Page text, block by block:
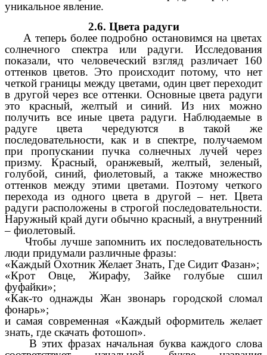
уникальное явление.
2.6. Цвета радуги
А теперь более подробно остановимся на цветах
солнечного спектра или радуги. Исследования
показали, что человеческий взгляд различает 160
оттенков цветов. Это происходит потому, что нет
четкой границы между цветами, один цвет переходит
в другой через все оттенки. Основные цвета радуги
это красный, желтый и синий. Из них можно
получить все иные цвета радуги. Наблюдаемые в
радуге цвета чередуются в такой же
последовательности, как и в спектре, получаемом
при пропускании пучка солнечных лучей через
призму. Красный, оранжевый, желтый, зеленый,
голубой, синий, фиолетовый, а также множество
оттенков между этими цветами. Поэтому четкого
перехода из одного цвета в другой – нет. Цвета
радуги расположены в строгой последовательности.
Наружный край дуги обычно красный, а внутренний
– фиолетовый.
Чтобы лучше запомнить их последовательность
люди придумали различные фразы:
«Каждый Охотник Желает Знать, Где Сидит Фазан»;
«Крот Овце, Жирафу, Зайке голубые сшил
фуфайки»;
«Как-то однажды Жан звонарь городской сломал
фонарь»;
и самая современная «Каждый оформитель желает
знать, где скачать фотошоп».
В этих фразах начальная буква каждого слова